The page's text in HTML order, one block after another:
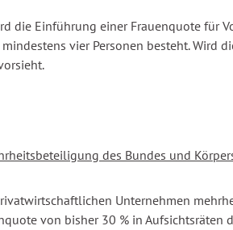
die Einführung einer Frauenquote für
vier Personen besteht.
des Bundes und
Unternehmen
von bisher 30 % in